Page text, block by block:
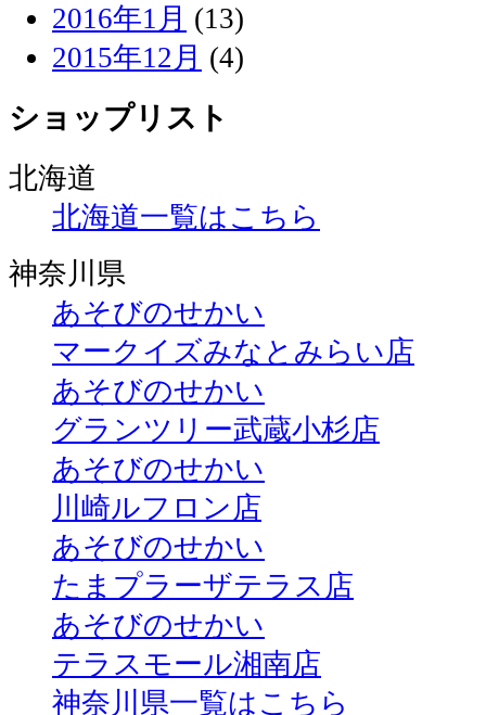
2016年1月 (13)
2015年12月 (4)
ショップリスト
北海道
北海道一覧はこちら
神奈川県
あそびのせかい
マークイズみなとみらい店
あそびのせかい
グランツリー武蔵小杉店
あそびのせかい
川崎ルフロン店
あそびのせかい
たまプラーザテラス店
あそびのせかい
テラスモール湘南店
神奈川県一覧はこちら